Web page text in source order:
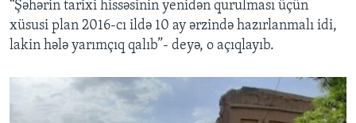
“Şəhərin tarixi hissəsinin yenidən qurulması üçün
xüsusi plan 2016-cı ildə 10 ay ərzində hazırlanmalı idi,
lakin hələ yarımçıq qalıb”- deyə, o açıqlayıb.